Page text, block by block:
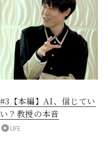
#3【本編】AI、信じてい
い？教授の本音
LIFE